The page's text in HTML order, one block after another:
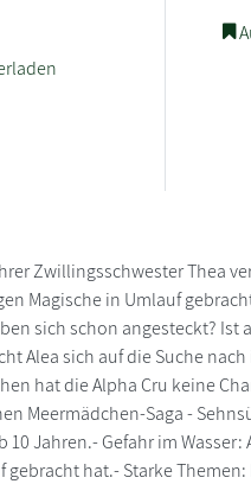
Zwillingsschwester Thea
Magische in Umlauf
sich schon angesteckt? Ist
Alea sich auf die Suche
hat die Alpha Cru keine
Meermädchen-Saga -
10 Jahren.- Gefahr im
hat.- Starke